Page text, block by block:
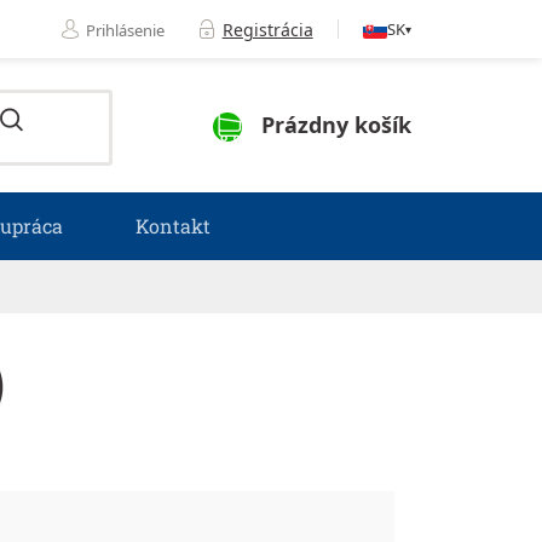
Prihlásenie Registrácia SK▾
NÁKUPNÝ KOŠÍK
Prázdny košík
Kontakt